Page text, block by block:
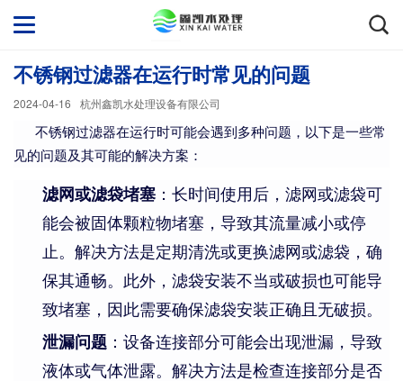
不锈钢过滤器在运行时常见的问题
2024-04-16 杭州鑫凯水处理设备有限公司
不锈钢过滤器在运行时可能会遇到多种问题，以下是一些常
见的问题及其可能的解决方案：
滤网或滤袋堵塞 ：长时间使用后，滤网或滤袋可
能会被固体颗粒物堵塞，导致其流量减小或停
止。解决方法是定期清洗或更换滤网或滤袋，确
保其通畅。此外，滤袋安装不当或破损也可能导
致堵塞，因此需要确保滤袋安装正确且无破损。
泄漏问题 ：设备连接部分可能会出现泄漏，导致
液体或气体泄露。解决方法是检查连接部分是否